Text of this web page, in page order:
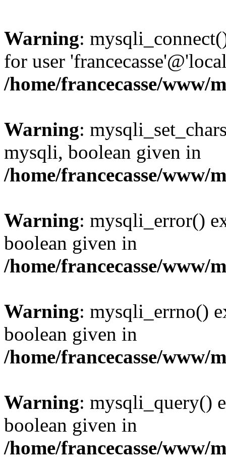
Warning:
for user
/home/francecasse/www/
Warning:
mysqli, boolean given in
/home/francecasse/www/
Warning: mysqli_error()
boolean given in
/home/francecasse/www/
Warning: mysqli_errno()
boolean given in
/home/francecasse/www/
Warning: mysqli_query()
boolean given in
/home/francecasse/www/